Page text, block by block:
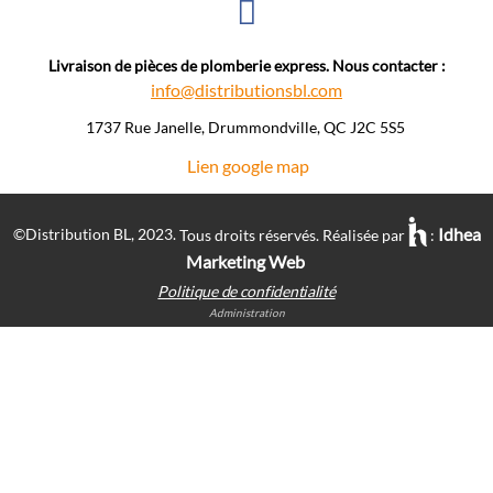
Livraison de pièces de plomberie express. Nous contacter :
info@distributionsbl.com
1737 Rue Janelle, Drummondville, QC J2C 5S5 ​
Lien google map
©Distribution BL, 2023.Tous droits réservés. Réalisée par : Idhea
Marketing Web
Politique de confidentialité
Administration